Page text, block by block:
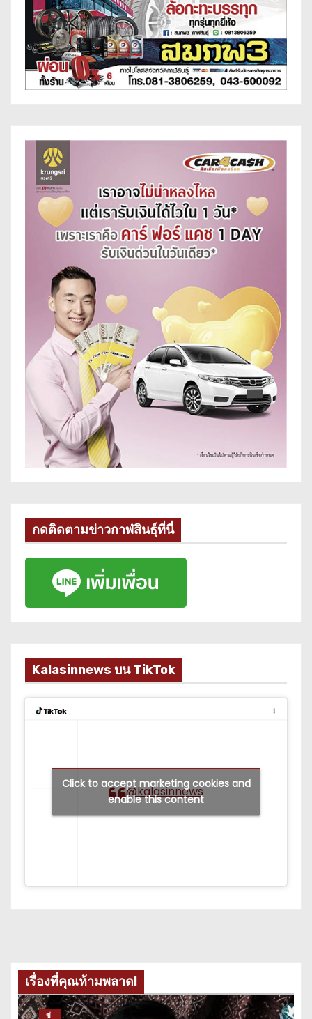
กดติดตามข่าวกาฬสินธุ์ที่นี่
Kalasinnews บน TikTok
@kalasinnews
Click to accept marketing cookies and
enable this content
เรื่องที่คุณห้ามพลาด!
ข่